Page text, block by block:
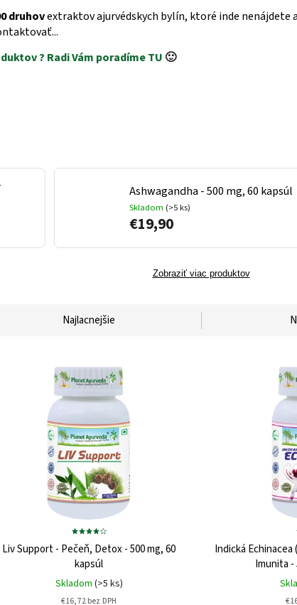
druhovextraktov ajurvédskych bylín, ktoré inde
? Radi Vám poradíme TU 🙂
Ashwagandha - 500 mg, 60 kapsúl
Skladom (>5 ks)
€19,90
Zobraziť viac produktov
Najlacnejšie
Liv Support - Pečeň, Detox - 500 mg, 60
kapsúl
Skladom (>5 ks)
€16,72 bez DPH
Indická
Imunita -